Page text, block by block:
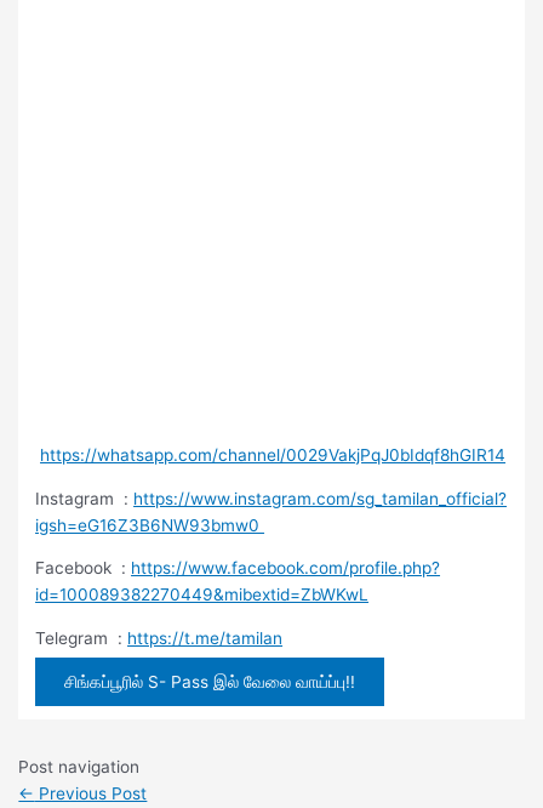
https://whatsapp.com/channel/0029VakjPqJ0bIdqf8hGIR14
Instagram : https://www.instagram.com/sg_tamilan_official?
igsh=eG16Z3B6NW93bmw0
Facebook : https://www.facebook.com/profile.php?
id=100089382270449&mibextid=ZbWKwL
Telegram : https://t.me/tamilan
சிங்கப்பூரில் S- Pass இல் வேலை வாய்ப்பு!!
Post navigation
← Previous Post